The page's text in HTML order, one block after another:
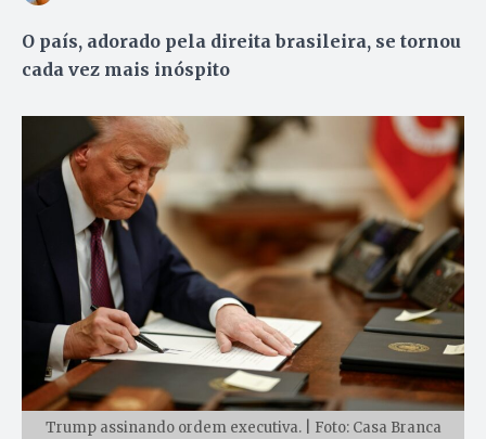
O país, adorado pela direita brasileira, se tornou
cada vez mais inóspito
Trump assinando ordem executiva. | Foto: Casa Branca